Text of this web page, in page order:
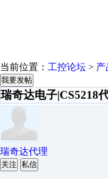
当前位置： 工控论坛 > 产
我要发帖
瑞奇达电子|CS5218
瑞奇达代理
关注 私信